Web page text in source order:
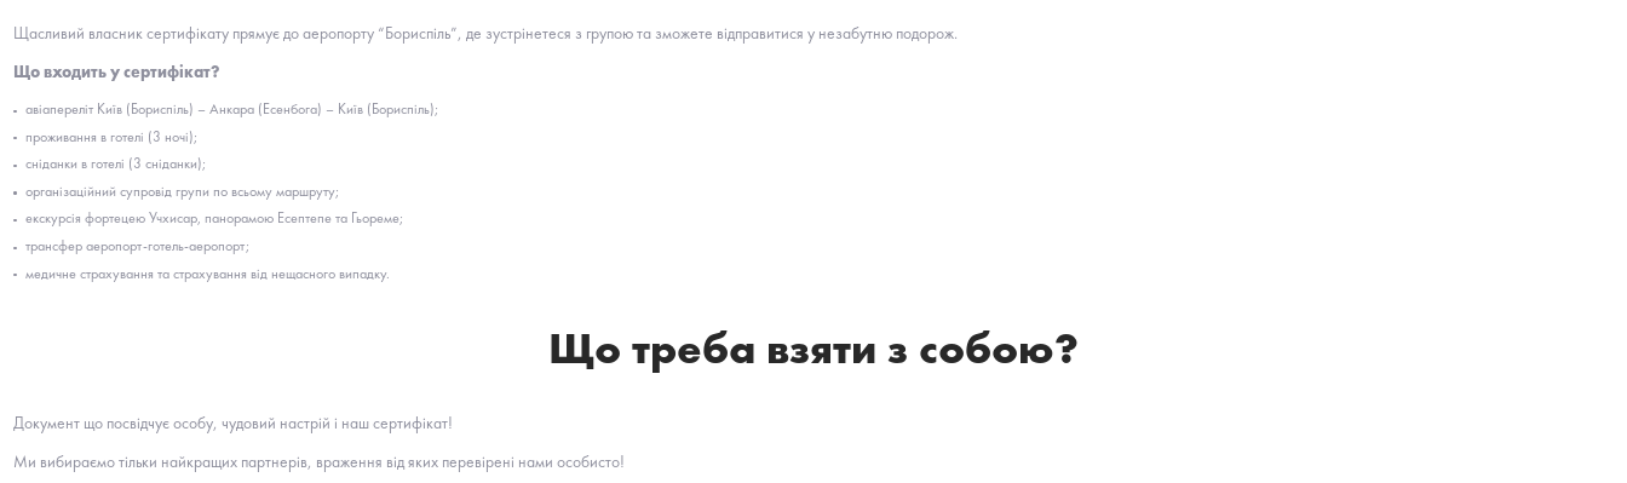
Щасливий власник сертифікату прямує до аеропорту “Бориспіль”, де зустрінетеся з групою та зможете відправитися у незабутню подорож.
Що входить у сертифікат?
авіапереліт Київ (Бориспіль) – Анкара (Есенбога) – Київ (Бориспіль);
проживання в готелі (3 ночі);
сніданки в готелі (3 сніданки);
організаційний супровід групи по всьому маршруту;
екскурсія фортецею Учхисар, панорамою Есептепе та Гьореме;
трансфер аеропорт-готель-аеропорт;
медичне страхування та страхування від нещасного випадку.
Що треба взяти з собою?
Документ що посвідчує особу, чудовий настрій і наш сертифікат!
Ми вибираємо тільки найкращих партнерів, враження від яких перевірені нами особисто!